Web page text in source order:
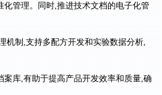
化管理。同时,推进技术文档的电子化管
机制,支持多配方开发和实验数据分析,
案库,有助于提高产品开发效率和质量,确